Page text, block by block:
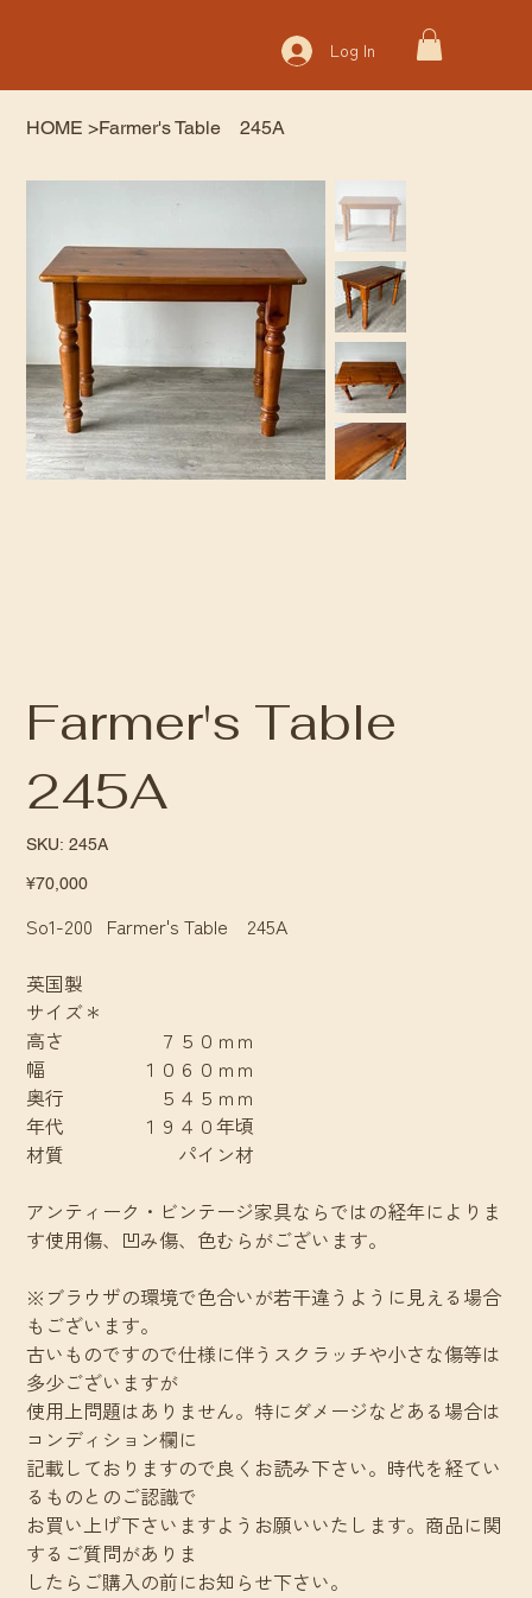
Log In
HOME >Farmer's Table 245A
Farmer's Table
245A
SKU: SKU
245A
245A
Price
¥70,000
So1-200 Farmer's Table 245A
英国製
サイズ＊
高さ ７５０ｍｍ
幅 １０６０ｍｍ
奥行 ５４５ｍｍ
年代 １９４０年頃
材質 パイン材
アンティーク・ビンテージ家具ならではの経年によりま
す使用傷、凹み傷、色むらがございます。
※ブラウザの環境で色合いが若干違うように見える場合
もございます。
古いものですので仕様に伴うスクラッチや小さな傷等は
多少ございますが
使用上問題はありません。特にダメージなどある場合は
コンディション欄に
記載しておりますので良くお読み下さい。時代を経てい
るものとのご認識で
お買い上げ下さいますようお願いいたします。商品に関
するご質問がありま
したらご購入の前にお知らせ下さい。